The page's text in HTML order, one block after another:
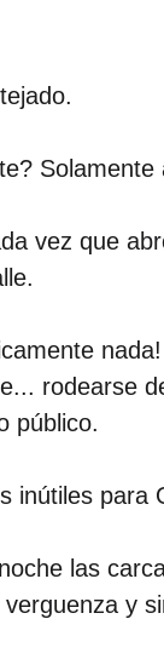
vez que
nada!
rodearse
público.
inútiles para
las
y